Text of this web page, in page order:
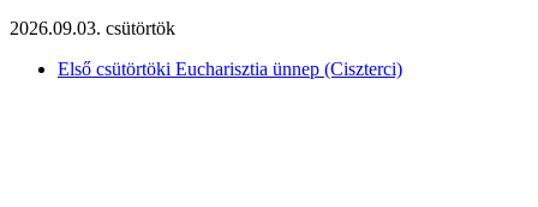
2026.09.03. csütörtök
Első csütörtöki Eucharisztia ünnep (Ciszterci)